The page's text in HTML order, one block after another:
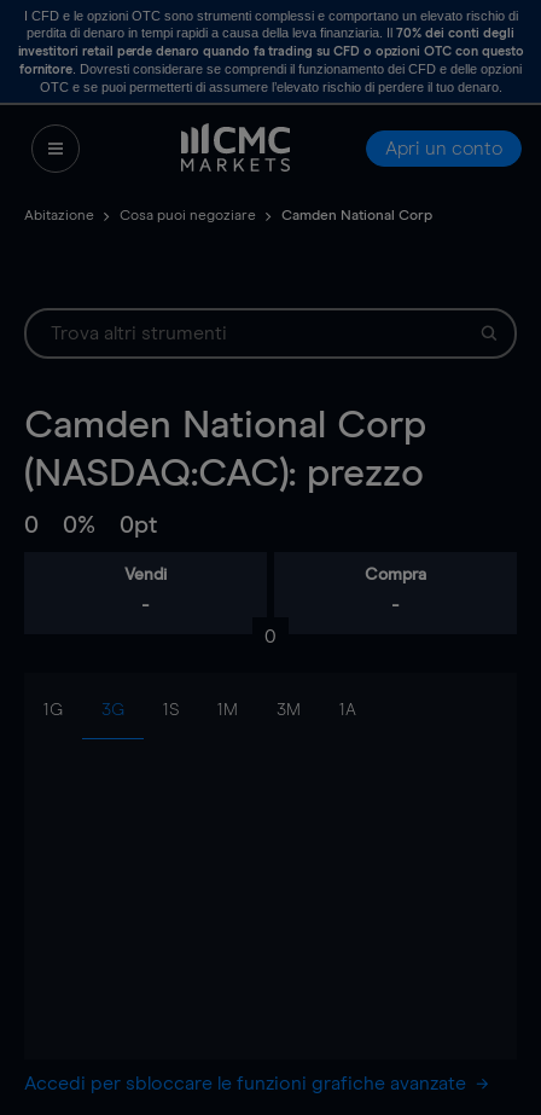
I CFD e le opzioni OTC sono strumenti complessi e comportano un elevato rischio di
perdita di denaro in tempi rapidi a causa della leva finanziaria. Il70% dei conti degli
investitori retail perde denaro quando fa trading su CFD o opzioni OTC con questo
fornitore . Dovresti considerare se comprendi il funzionamento dei CFD e delle opzioni
OTC e se puoi permetterti di assumere l’elevato rischio di perdere il tuo denaro.
Apri un conto
Abitazione Cosa puoi negoziare Camden National Corp
Camden National Corp
(NASDAQ:CAC): prezzo
0 0% 0pt
Vendi
-
Compra
-
0
1G 3G 1S 1M 3M 1A
Accedi per sbloccare le funzioni grafiche avanzate